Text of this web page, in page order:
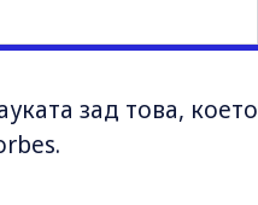
зад това, което